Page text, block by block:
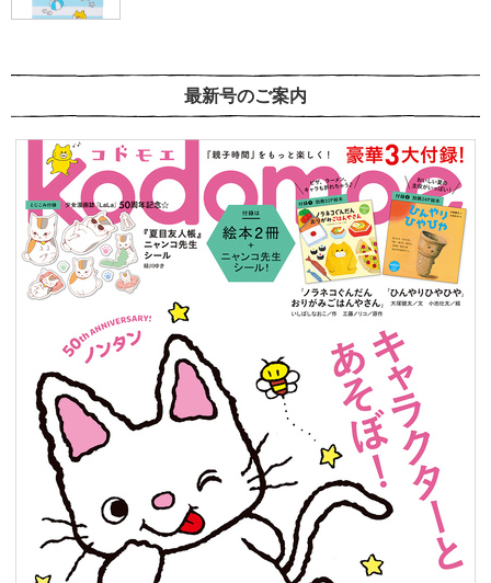
最新号のご案内